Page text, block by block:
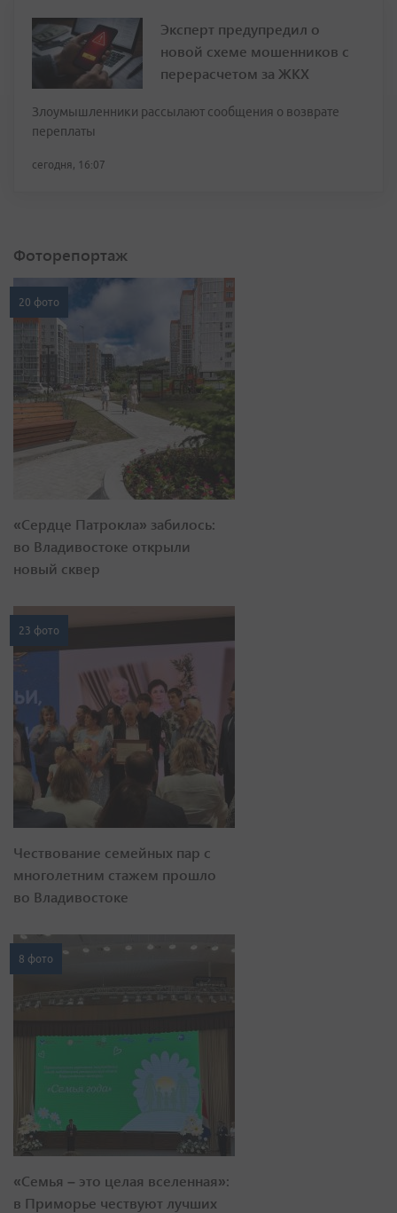
Эксперт предупредил о
новой схеме мошенников с
перерасчетом за ЖКХ
Злоумышленники рассылают сообщения о возврате
переплаты
сегодня, 16:07
Фоторепортаж
20 фото
«Сердце Патрокла» забилось:
во Владивостоке открыли
новый сквер
23 фото
Чествование семейных пар с
многолетним стажем прошло
во Владивостоке
8 фото
«Семья – это целая вселенная»:
в Приморье чествуют лучших